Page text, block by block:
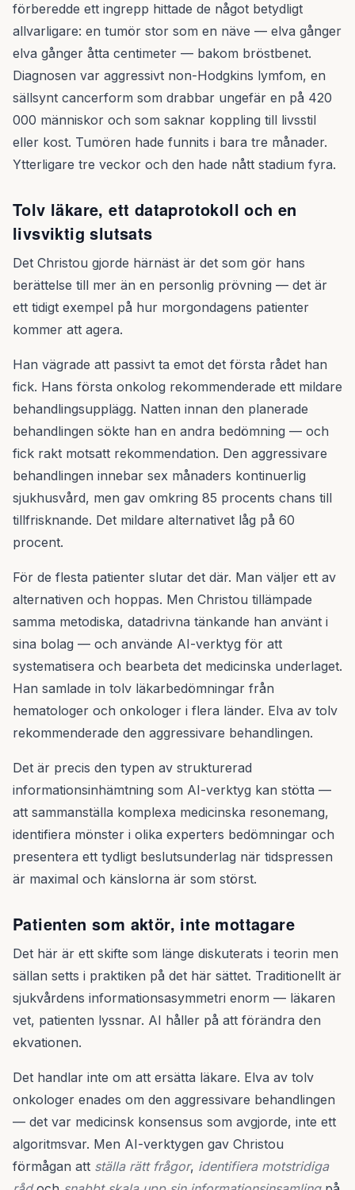
förberedde ett ingrepp hittade de något betydligt
allvarligare: en tumör stor som en näve — elva gånger
elva gånger åtta centimeter — bakom bröstbenet.
Diagnosen var aggressivt non-Hodgkins lymfom, en
sällsynt cancerform som drabbar ungefär en på 420
000 människor och som saknar koppling till livsstil
eller kost. Tumören hade funnits i bara tre månader.
Ytterligare tre veckor och den hade nått stadium fyra.
Tolv läkare, ett dataprotokoll och en
livsviktig slutsats
Det Christou gjorde härnäst är det som gör hans
berättelse till mer än en personlig prövning — det är
ett tidigt exempel på hur morgondagens patienter
kommer att agera.
Han vägrade att passivt ta emot det första rådet han
fick. Hans första onkolog rekommenderade ett mildare
behandlingsupplägg. Natten innan den planerade
behandlingen sökte han en andra bedömning — och
fick rakt motsatt rekommendation. Den aggressivare
behandlingen innebar sex månaders kontinuerlig
sjukhusvård, men gav omkring 85 procents chans till
tillfrisknande. Det mildare alternativet låg på 60
procent.
För de flesta patienter slutar det där. Man väljer ett av
alternativen och hoppas. Men Christou tillämpade
samma metodiska, datadrivna tänkande han använt i
sina bolag — och använde AI-verktyg för att
systematisera och bearbeta det medicinska underlaget.
Han samlade in tolv läkarbedömningar från
hematologer och onkologer i flera länder. Elva av tolv
rekommenderade den aggressivare behandlingen.
Det är precis den typen av strukturerad
informationsinhämtning som AI-verktyg kan stötta —
att sammanställa komplexa medicinska resonemang,
identifiera mönster i olika experters bedömningar och
presentera ett tydligt beslutsunderlag när tidspressen
är maximal och känslorna är som störst.
Patienten som aktör, inte mottagare
Det här är ett skifte som länge diskuterats i teorin men
sällan setts i praktiken på det här sättet. Traditionellt är
sjukvårdens informationsasymmetri enorm — läkaren
vet, patienten lyssnar. AI håller på att förändra den
ekvationen.
Det handlar inte om att ersätta läkare. Elva av tolv
onkologer enades om den aggressivare behandlingen
— det var medicinsk konsensus som avgjorde, inte ett
algoritmsvar. Men AI-verktygen gav Christou
förmågan att ställa rätt frågor, identifiera motstridiga